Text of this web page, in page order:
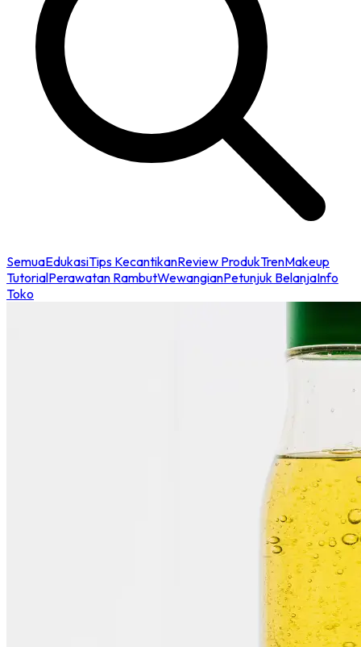
SemuaEdukasiTips KecantikanReview ProdukTrenMakeup
TutorialPerawatan RambutWewangianPetunjuk BelanjaInfo
Toko